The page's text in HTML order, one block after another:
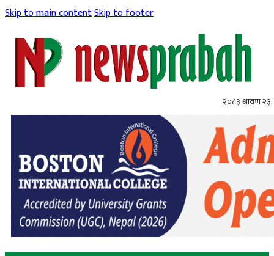
Skip to main contentSkip to footer
२०८३ श्रावण २३,